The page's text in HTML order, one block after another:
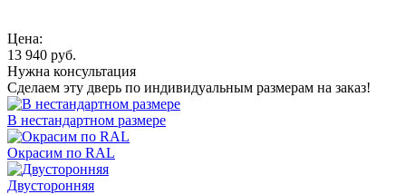
Цена:
13 940 руб.
Нужна консультация
Сделаем эту дверь по индивидуальным размерам на заказ!
В нестандартном размере
Окрасим по RAL
Двусторонняя